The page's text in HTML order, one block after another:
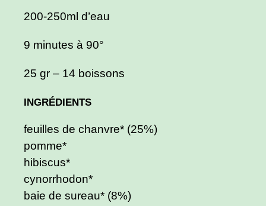
200-250ml d’eau
9 minutes à 90°
25 gr – 14 boissons
INGRÉDIENTS
feuilles de chanvre* (25%)
pomme*
hibiscus*
cynorrhodon*
baie de sureau* (8%)